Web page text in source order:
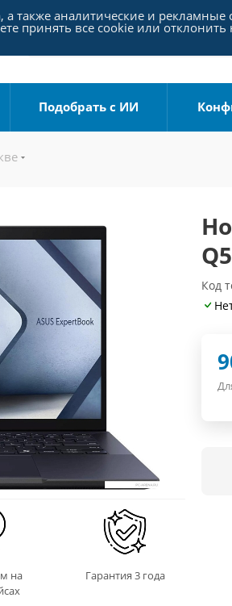
Подобрать с ИИ
на
Гарантия 3 года
Код
также аналитические и
принять все cookie или отклонить